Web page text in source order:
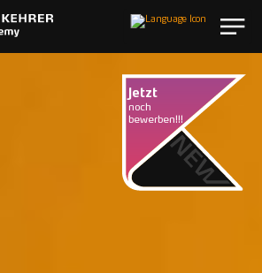
EN
bewerben!!!
noch
Jetzt